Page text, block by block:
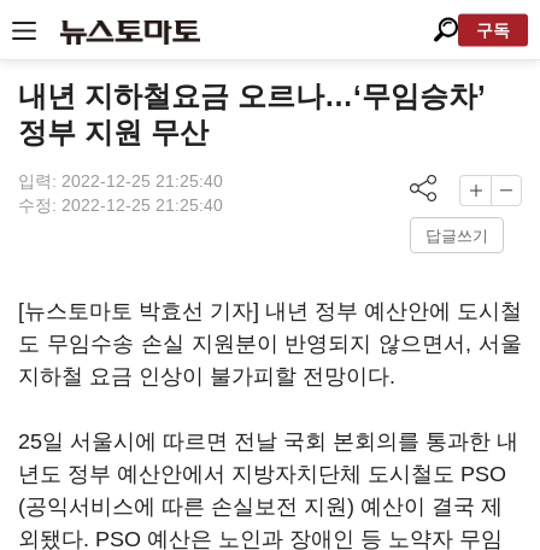
구독
내년 지하철요금 오르나…‘무임승차’
정부 지원 무산
입력: 2022-12-25 21:25:40
수정: 2022-12-25 21:25:40
답글쓰기
[뉴스토마토 박효선 기자] 내년 정부 예산안에 도시철
도 무임수송 손실 지원분이 반영되지 않으면서, 서울
지하철 요금 인상이 불가피할 전망이다.
25일 서울시에 따르면 전날 국회 본회의를 통과한 내
년도 정부 예산안에서 지방자치단체 도시철도 PSO
(공익서비스에 따른 손실보전 지원) 예산이 결국 제
외됐다. PSO 예산은 노인과 장애인 등 노약자 무임